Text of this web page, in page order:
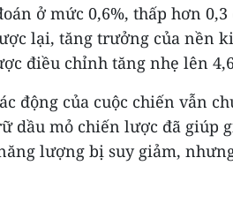
ở mức 0,6%, thấp hơn
lại, tăng trưởng của nền
điều chỉnh tăng nhẹ lên
động của cuộc chiến vẫn
dầu mỏ chiến lược đã giúp
lượng bị suy giảm,